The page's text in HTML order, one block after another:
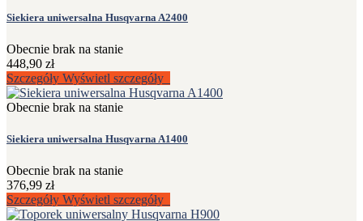
Siekiera uniwersalna Husqvarna A2400
Obecnie brak na stanie
448,90 zł
Szczegóły Wyświetl szczegóły
Obecnie brak na stanie
Siekiera uniwersalna Husqvarna A1400
Obecnie brak na stanie
376,99 zł
Szczegóły Wyświetl szczegóły